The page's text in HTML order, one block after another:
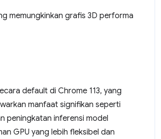
memungkinkan grafis 3D performa
default di Chrome 113, yang
manfaat signifikan seperti
peningkatan inferensi model
GPU yang lebih fleksibel dan